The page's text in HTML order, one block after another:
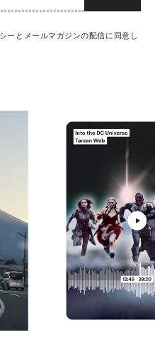
ーとメールマガジンの配信に同意し